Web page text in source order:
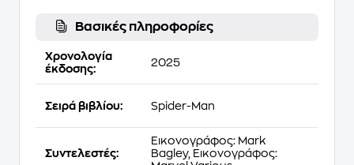
Βασικές πληροφορίες
Χρονολογία
έκδοσης:
2025
Σειρά βιβλίου: Spider-Man
Συντελεστές:
Εικονογράφος: Mark
Bagley, Εικονογράφος: